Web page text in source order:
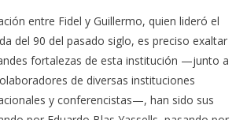
entre Fidel y Guillermo, quien lideró el
del 90 del pasado siglo, es preciso exaltar
fortalezas de esta institución —junto a
de diversas instituciones
y conferencistas—, han sido sus